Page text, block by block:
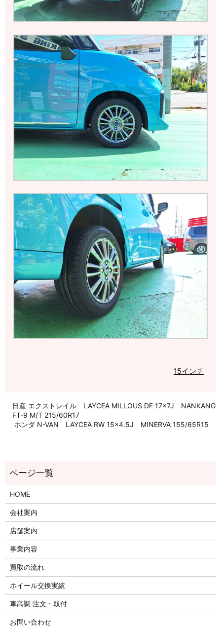
15インチ
日産 エクストレイル LAYCEA MILLOUS DF 17×7J NANKANG
FT-9 M/T 215/60R17
ホンダ N-VAN LAYCEA RW 15×4.5J MINERVA 155/65R15
HOME
会社案内
店舗案内
事業内容
買取の流れ
ホイール交換実績
車高調 注文・取付
お問い合わせ